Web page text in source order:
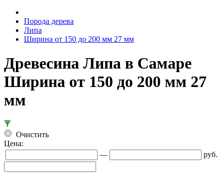
Порода дерева
Липа
Ширина от 150 до 200 мм 27 мм
Древесина Липа в Самаре
Ширина от 150 до 200 мм 27
мм
Очистить
Цена:
—
руб.